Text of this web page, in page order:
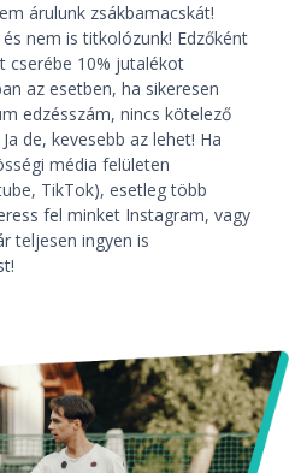
árulunk zsákbamacskát!
nem is titkolózunk! Edzőként
cserébe 10% jutalékot
az esetben, ha sikeresen
edzésszám, nincs kötelező
de, kevesebb az lehet! Ha
média felületen
TikTok), esetleg több
fel minket Instagram, vagy
teljesen ingyen is